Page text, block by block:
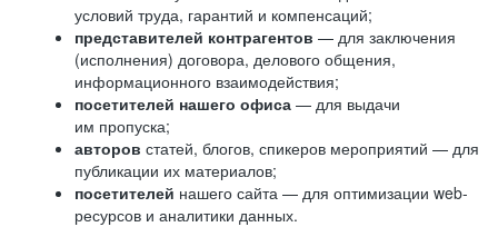
условий труда, гарантий и компенсаций;
представителей контрагентов — для заключения
(исполнения) договора, делового общения,
информационного взаимодействия;
посетителей нашего офиса — для выдачи
им пропуска;
авторов статей, блогов, спикеров мероприятий — для
публикации их материалов;
посетителей нашего сайта — для оптимизации web-
ресурсов и аналитики данных.